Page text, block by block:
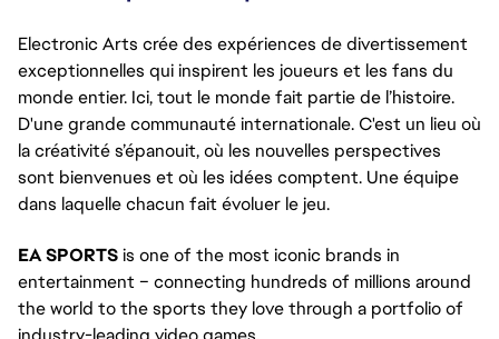
Electronic Arts crée des expériences de divertissement
exceptionnelles qui inspirent les joueurs et les fans du
monde entier. Ici, tout le monde fait partie de l’histoire.
D'une grande communauté internationale. C'est un lieu où
la créativité s’épanouit, où les nouvelles perspectives
sont bienvenues et où les idées comptent. Une équipe
dans laquelle chacun fait évoluer le jeu.
EA SPORTS is one of the most iconic brands in
entertainment – connecting hundreds of millions around
the world to the sports they love through a portfolio of